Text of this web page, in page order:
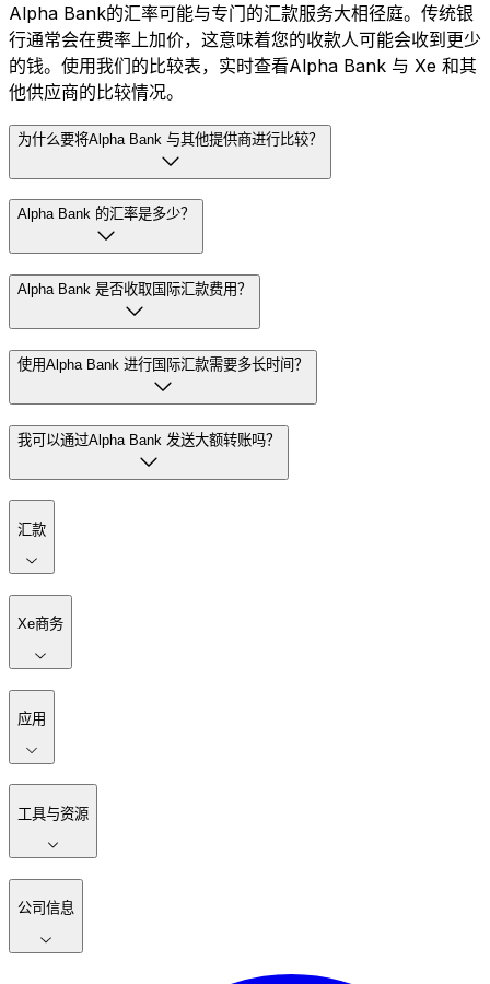
Alpha Bank的汇率可能与专门的汇款服务大相径庭。传统银
行通常会在费率上加价，这意味着您的收款人可能会收到更少
的钱。使用我们的比较表，实时查看Alpha Bank 与 Xe 和其
他供应商的比较情况。
为什么要将Alpha Bank 与其他提供商进行比较？
Alpha Bank 的汇率是多少？
Alpha Bank 是否收取国际汇款费用？
使用Alpha Bank 进行国际汇款需要多长时间？
我可以通过Alpha Bank 发送大额转账吗？
汇款
Xe商务
应用
工具与资源
公司信息